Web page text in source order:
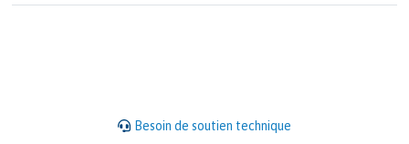
Besoin de soutien technique